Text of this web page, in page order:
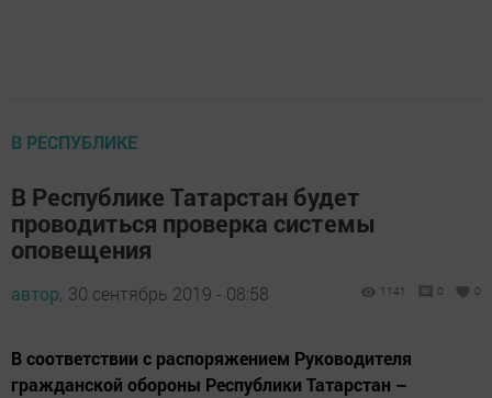
В РЕСПУБЛИКЕ
В Республике Татарстан будет
проводиться проверка системы
оповещения
автор, 30 сентябрь 2019 - 08:58 1141 0 0
В соответствии с распоряжением Руководителя
гражданской обороны Республики Татарстан –